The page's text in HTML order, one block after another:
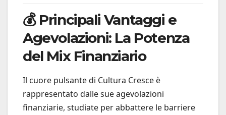
💰 Principali Vantaggi e
Agevolazioni: La Potenza
del Mix Finanziario
Il cuore pulsante di Cultura Cresce è
rappresentato dalle sue agevolazioni
finanziarie, studiate per abbattere le barriere